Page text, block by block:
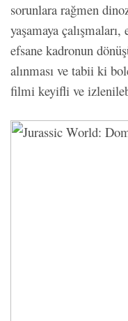
sorunlara rağmen
yaşamaya
efsane kadronun
alınması ve tabii ki
filmi keyifli ve